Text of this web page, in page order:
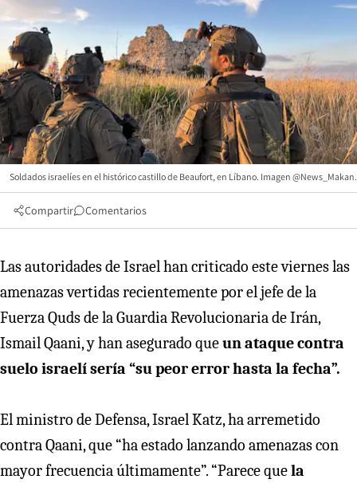
Soldados israelíes en el histórico castillo de Beaufort, en Líbano. Imagen @News_Makan.
Compartir Comentarios
Las autoridades de Israel han criticado este viernes las
amenazas vertidas recientemente por el jefe de la
Fuerza Quds de la Guardia Revolucionaria de Irán,
Ismail Qaani, y han asegurado queun ataque contra
suelo israelí sería “su peor error hasta la fecha”.
El ministro de Defensa, Israel Katz, ha arremetido
contra Qaani, que “ha estado lanzando amenazas con
mayor frecuencia últimamente”. “Parece quela